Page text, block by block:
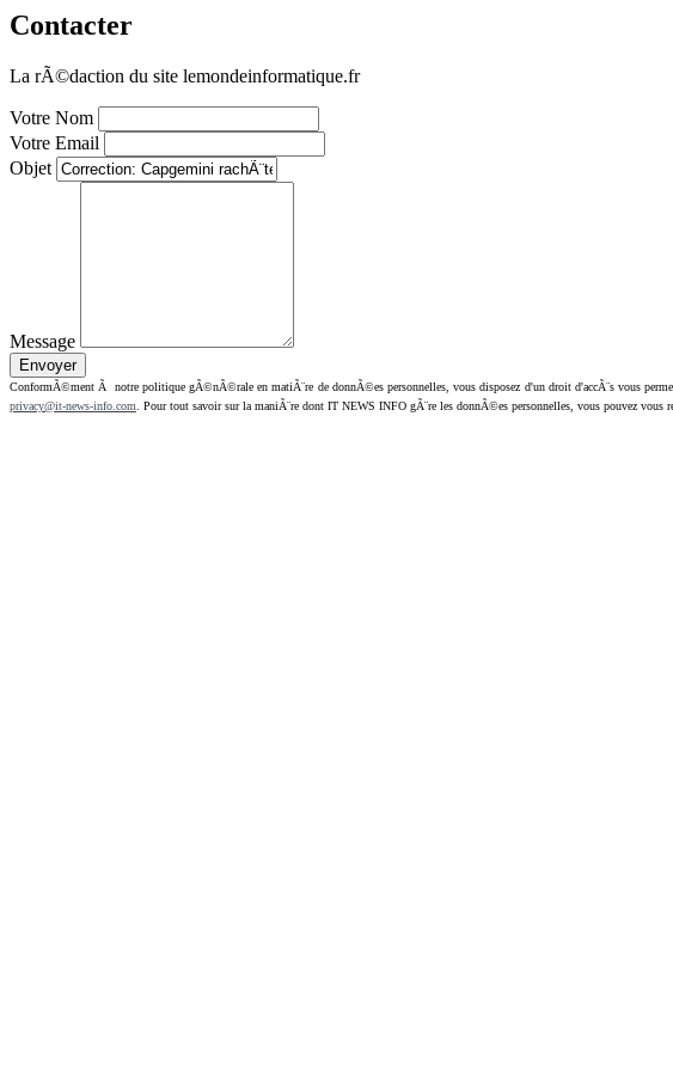
Contacter
La rÃ©daction du site lemondeinformatique.fr
Votre Nom
Votre Email
Objet
Message
ConformÃ©ment Ã notre politique gÃ©nÃ©rale en matiÃ¨re de donnÃ©es personnelles, vous disposez d'un droit d'accÃ¨s vous
privacy@it-news-info.com . Pour tout savoir sur la maniÃ¨re dont IT NEWS INFO gÃ¨re les donnÃ©es personnelles, vous pouvez vous